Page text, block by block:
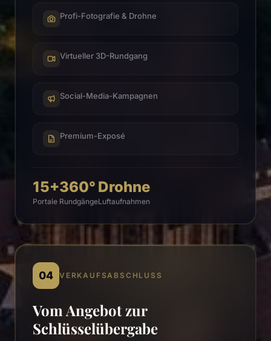
Profi-Fotografie & Drohne
Virtueller 3D-Rundgang
Social-Media-Kampagnen
Premium-Exposé
15+
Portale
360°
Rundgänge
Drohne
Luftaufnahmen
04 VERKAUFSABSCHLUSS
Vom Angebot zur
Schlüsselübergabe